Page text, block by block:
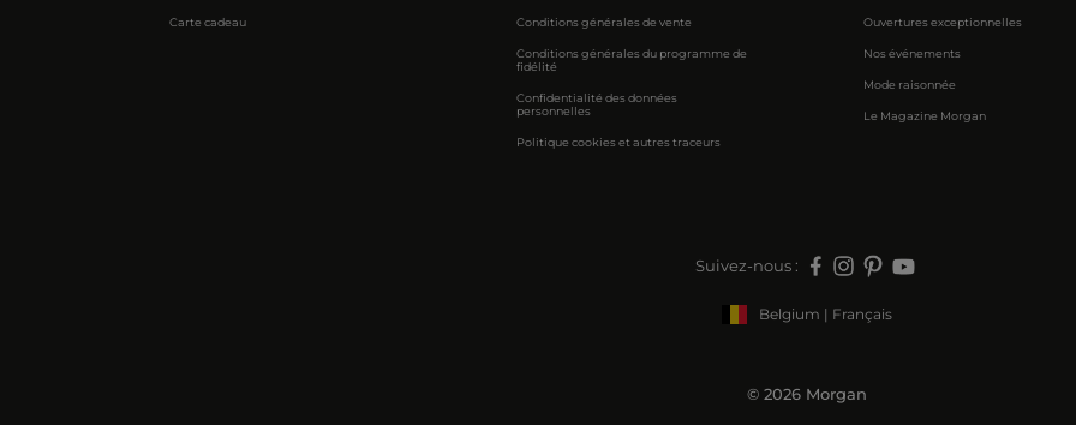
Carte cadeau Conditions générales de vente
Conditions générales du programme de
fidélité
Confidentialité des données
personnelles
Politique cookies et autres traceurs
Ouvertures exceptionnelles
Nos événements
Mode raisonnée
Le Magazine Morgan
Suivez-nous :
Belgium | Français
© 2026 Morgan